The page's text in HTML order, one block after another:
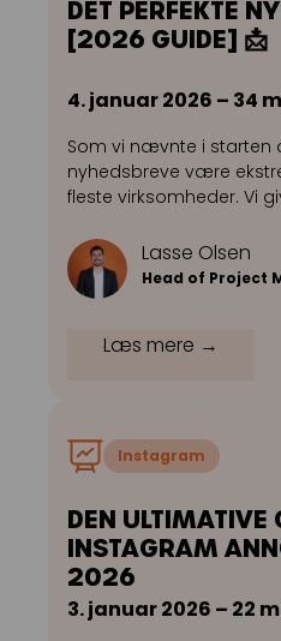
DET PERFEKTE
[2026 GUIDE] 📩
4. januar 2026 – 34
Som vi nævnte i
nyhedsbreve være
fleste virksomheder. Vi
Lasse Olsen
Head of Project
Læs mere →
Instagram
DEN ULTIMATIVE
INSTAGRAM
2026
3. januar 2026 – 22